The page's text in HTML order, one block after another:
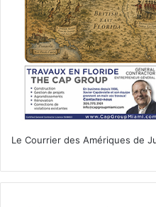
Le Courrier des Amériques de